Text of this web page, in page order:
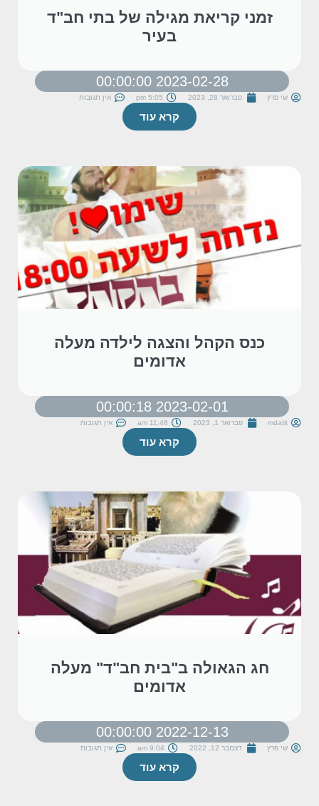
זמני קריאת מגילה של בתי חב"ד
בעיר
2023-02-28 00:00:00
שי פרץ פברואר 28, 2023 5:05 pm אין תגובות
קרא עוד
כנס הקהל והצגה לילדה מעלה
אדומים
2023-02-01 00:00:18
mdatit פברואר 1, 2023 11:48 am אין תגובות
קרא עוד
חג הגאולה ב"בית חב"ד" מעלה
אדומים
2022-12-13 00:00:00
שי פרץ דצמבר 12, 2022 9:04 am אין תגובות
קרא עוד